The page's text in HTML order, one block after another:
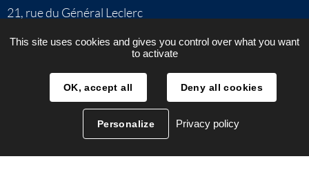
21, rue du Général Leclerc
- Le lundi, 13h30-19h
- Le mardi et le mercredi, 8h30-12h et 13h30-
- Le jeudi, 8h30-12h et 13h30-17h
This site uses cookies and gives you control over what you want
to activate
OK, accept all Deny all cookies
Personalize Privacy policy